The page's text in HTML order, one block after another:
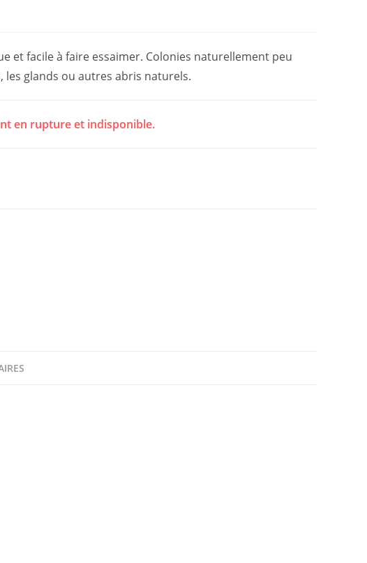
et facile à faire essaimer. Colonies naturellement peu
les glands ou autres abris naturels.
en rupture et indisponible.